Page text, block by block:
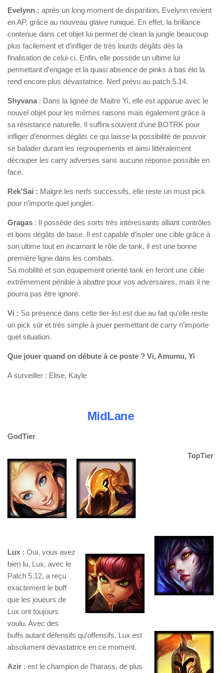
Evelynn : après un long moment de disparition, Evelynn revient
en AP, grâce au nouveau glaive runique. En effet, la brillance
contenue dans cet objet lui permet de clean la jungle beaucoup
plus facilement et d’infliger de très lourds dégâts dès la
finalisation de celui-ci. Enfin, elle possède un ultime lui
permettant d’engage et la quasi absence de pinks à bas élo la
rend encore plus dévastatrice. Nerf prévu au patch 5.14.
Shyvana : Dans la lignée de Maitre Yi, elle est apparue avec le
nouvel objet pour les mêmes raisons mais également grâce à
sa résistance naturelle. Il suffira souvent d’une BOTRK pour
infliger d’énormes dégâts ce qui laisse la possibilité de pouvoir
se balader durant les regroupements et ainsi littéralement
découper les carry adverses sans aucune réponse possible en
face.
Rek’Sai : Malgré les nerfs successifs, elle reste un must pick
pour n’importe quel jungler.
Gragas : Il possède des sorts très intéressants alliant contrôles
et bons dégâts de base. Il est capable d’isoler une cible grâce à
son ultime tout en incarnant le rôle de tank, il est une bonne
première ligne dans les combats.
Sa mobilité et son équipement orienté tank en feront une cible
extrêmement pénible à abattre pour vos adversaires, mais il ne
pourra pas être ignoré.
Vi : Sa présence dans cette tier-list est due au fait qu’elle reste
un pick sûr et très simple à jouer permettant de carry n’importe
quel situation.
Que jouer quand on débute à ce poste ? Vi, Amumu, Yi
A surveiller : Elise, Kayle
MidLane
GodTier
TopTier
Lux : Oui, vous avez
bien lu, Lux, avec le
Patch 5.12, a reçu
exactement le buff
que les joueurs de
Lux ont toujours
voulu. Avec des
buffs autant défensifs qu’offensifs, Lux est
absolument dévastatrice en ce moment.
Azir : est le champion de l’harass, de plus